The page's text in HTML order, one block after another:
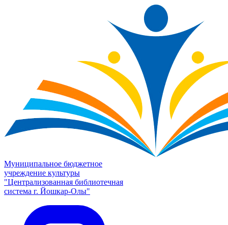
Муниципальное бюджетное
учреждение культуры
"Централизованная библиотечная
система г. Йошкар-Олы"